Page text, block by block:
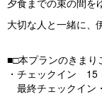
夕食までの束の間を
大切な人と一緒に、
■□本プランのきまり
・チェックイン 15
最終チェックイン